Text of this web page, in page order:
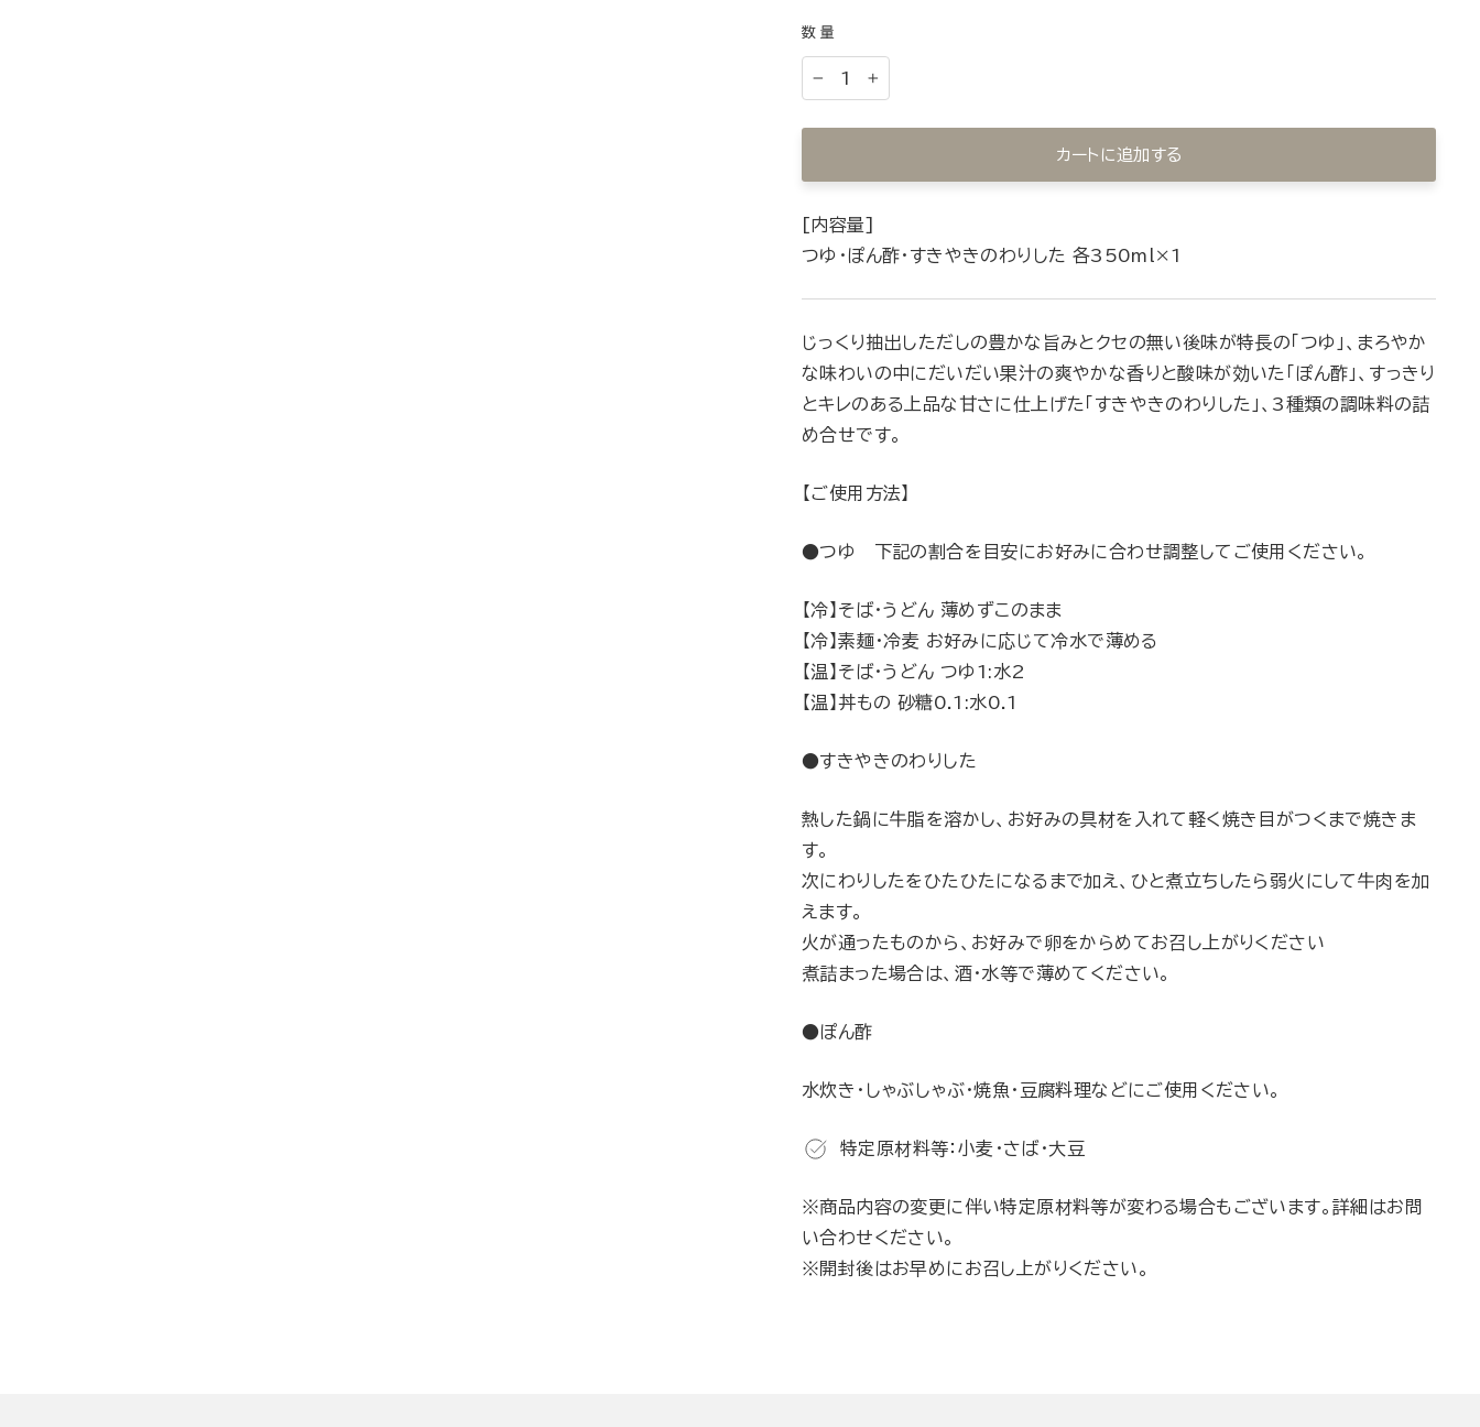
数量
カートに追加する
[内容量]
つゆ・ぽん酢・すきやきのわりした 各350ml×1
じっくり抽出しただしの豊かな旨みとクセの無い後味が特長の「つゆ」、まろやか
な味わいの中にだいだい果汁の爽やかな香りと酸味が効いた「ぽん酢」、すっきり
とキレのある上品な甘さに仕上げた「すきやきのわりした」、3種類の調味料の詰
め合せです。
【ご使用方法】
●つゆ 下記の割合を目安にお好みに合わせ調整してご使用ください。
【冷】そば・うどん 薄めずこのまま
【冷】素麺・冷麦 お好みに応じて冷水で薄める
【温】そば・うどん つゆ1:水2
【温】丼もの 砂糖0.1:水0.1
●すきやきのわりした
熱した鍋に牛脂を溶かし、お好みの具材を入れて軽く焼き目がつくまで焼きま
す。
次にわりしたをひたひたになるまで加え、ひと煮立ちしたら弱火にして牛肉を加
えます。
火が通ったものから、お好みで卵をからめてお召し上がりください
煮詰まった場合は、酒・水等で薄めてください。
●ぽん酢
水炊き・しゃぶしゃぶ・焼魚・豆腐料理などにご使用ください。
特定原材料等：小麦・さば・大豆
※商品内容の変更に伴い特定原材料等が変わる場合もございます。詳細はお問
い合わせください。
※開封後はお早めにお召し上がりください。